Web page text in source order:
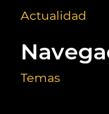
Actualidad
Temas